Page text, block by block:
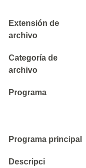
Extensión de
archivo
Categoría de
archivo
Programa
Programa principal
Descripci